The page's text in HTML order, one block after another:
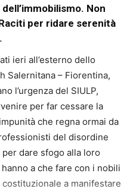
Non
per ridare serenità
ieri all’esterno dello
Salernitana – Fiorentina,
l’urgenza del SIULP,
per far cessare la
che regna ormai da
del disordine
dare sfogo alla loro
a che fare con i nobili
a manifestare